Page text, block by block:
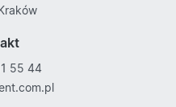
55 44